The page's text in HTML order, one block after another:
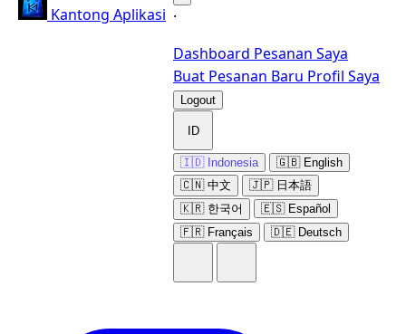
Kantong Aplikasi ·
Dashboard Pesanan Saya
Buat Pesanan Baru Profil Saya
Logout
ID
🇮🇩 Indonesia
🇬🇧 English
🇨🇳 中文
🇯🇵 日本語
🇰🇷 한국어
🇪🇸 Español
🇫🇷 Français
🇩🇪 Deutsch